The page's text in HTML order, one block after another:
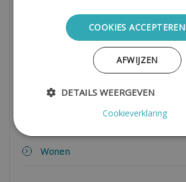
Alimentatie
Wet- en Regelgeving
Wonen
COOKIES ACCEPTEREN
AFWIJZEN
DETAILS WEERGEVEN
Cookieverklaring